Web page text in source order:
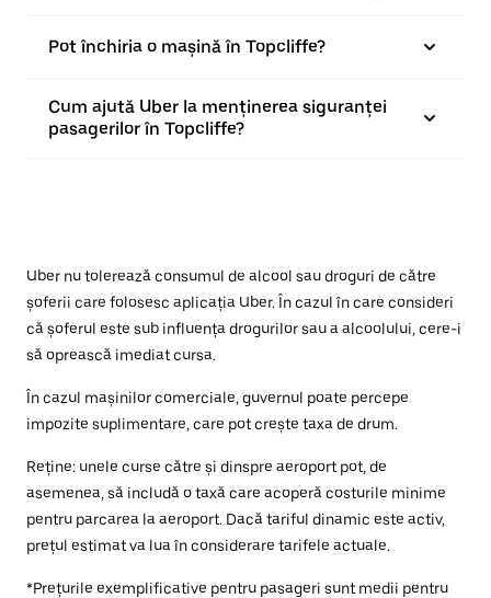
Pot închiria o mașină în Topcliffe?
Cum ajută Uber la menținerea siguranței
pasagerilor în Topcliffe?
Uber nu tolerează consumul de alcool sau droguri de către
șoferii care folosesc aplicația Uber. În cazul în care consideri
că șoferul este sub influența drogurilor sau a alcoolului, cere-i
să oprească imediat cursa.
În cazul mașinilor comerciale, guvernul poate percepe
impozite suplimentare, care pot crește taxa de drum.
Reține: unele curse către și dinspre aeroport pot, de
asemenea, să includă o taxă care acoperă costurile minime
pentru parcarea la aeroport. Dacă tariful dinamic este activ,
prețul estimat va lua în considerare tarifele actuale.
*Prețurile exemplificative pentru pasageri sunt medii pentru